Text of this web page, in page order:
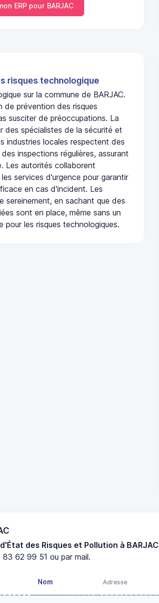
ERP pour BARJAC
risques technologique
sur la commune de BARJAC.
de prévention des risques
susciter de préoccupations. La
des spécialistes de la sécurité et
industries locales respectent des
inspections régulières, assurant
Les autorités collaborent
services d'urgence pour garantir
en cas d'incident. Les
sereinement, en sachant que des
sont en place, même sans un
pour les risques technologiques.
des Risques et Pollution à BARJAC
62 99 51 ou par mail.
Nom Adresse